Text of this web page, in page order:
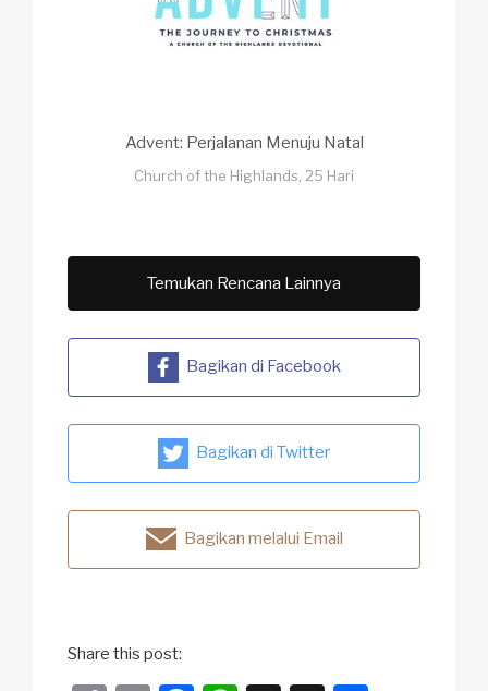
Advent: Perjalanan Menuju Natal
Church of the Highlands, 25 Hari
Temukan Rencana Lainnya
Bagikan di Facebook
Bagikan di Twitter
Bagikan melalui Email
Share this post: